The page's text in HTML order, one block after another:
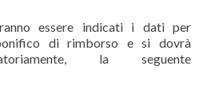
essere indicati i dati per
di rimborso e si dovrà
la seguente